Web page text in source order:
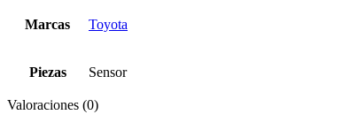
Marcas Toyota
Piezas Sensor
Valoraciones (0)